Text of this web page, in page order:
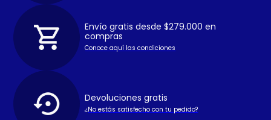
Envío gratis desde $279.000 en
compras
Conoce aquí las condiciones
Devoluciones gratis
¿No estás satisfecho con tu pedido?